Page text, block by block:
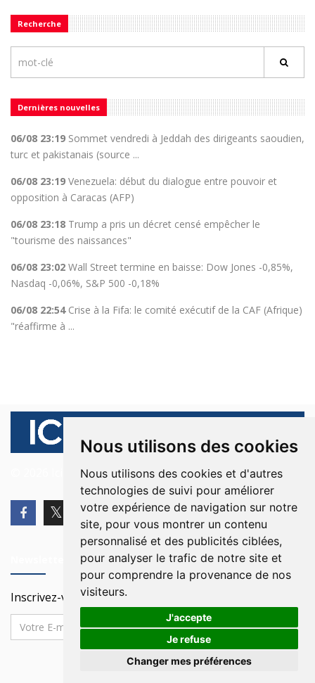
Nous utilisons des cookies
Nous utilisons des cookies et d'autres
technologies de suivi pour améliorer
votre expérience de navigation sur notre
site, pour vous montrer un contenu
personnalisé et des publicités ciblées,
pour analyser le trafic de notre site et
pour comprendre la provenance de nos
visiteurs.
J'accepte
Je refuse
Changer mes préférences
Recherche
Dernières nouvelles
06/08 23:19 Sommet vendredi à Jeddah des dirigeants saoudien,
turc et pakistanais (source ...
06/08 23:19 Venezuela: début du dialogue entre pouvoir et
opposition à Caracas (AFP)
06/08 23:18 Trump a pris un décret censé empêcher le
"tourisme des naissances"
06/08 23:02 Wall Street termine en baisse: Dow Jones -0,85%,
Nasdaq -0,06%, S&P 500 -0,18%
06/08 22:54 Crise à la Fifa: le comité exécutif de la CAF (Afrique)
"réaffirme à ...
© 2026 Ici Beyrouth. Tous les droits sont réservés.
Inscrivez-vous à notre Newsletter